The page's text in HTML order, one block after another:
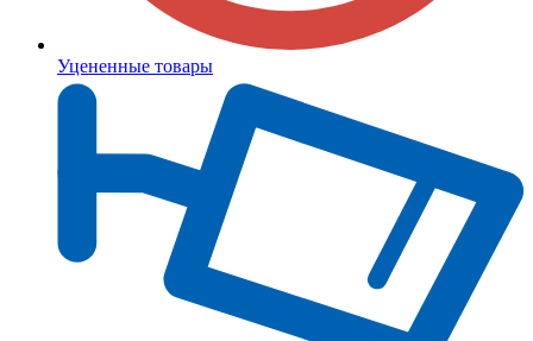
Уцененные товары